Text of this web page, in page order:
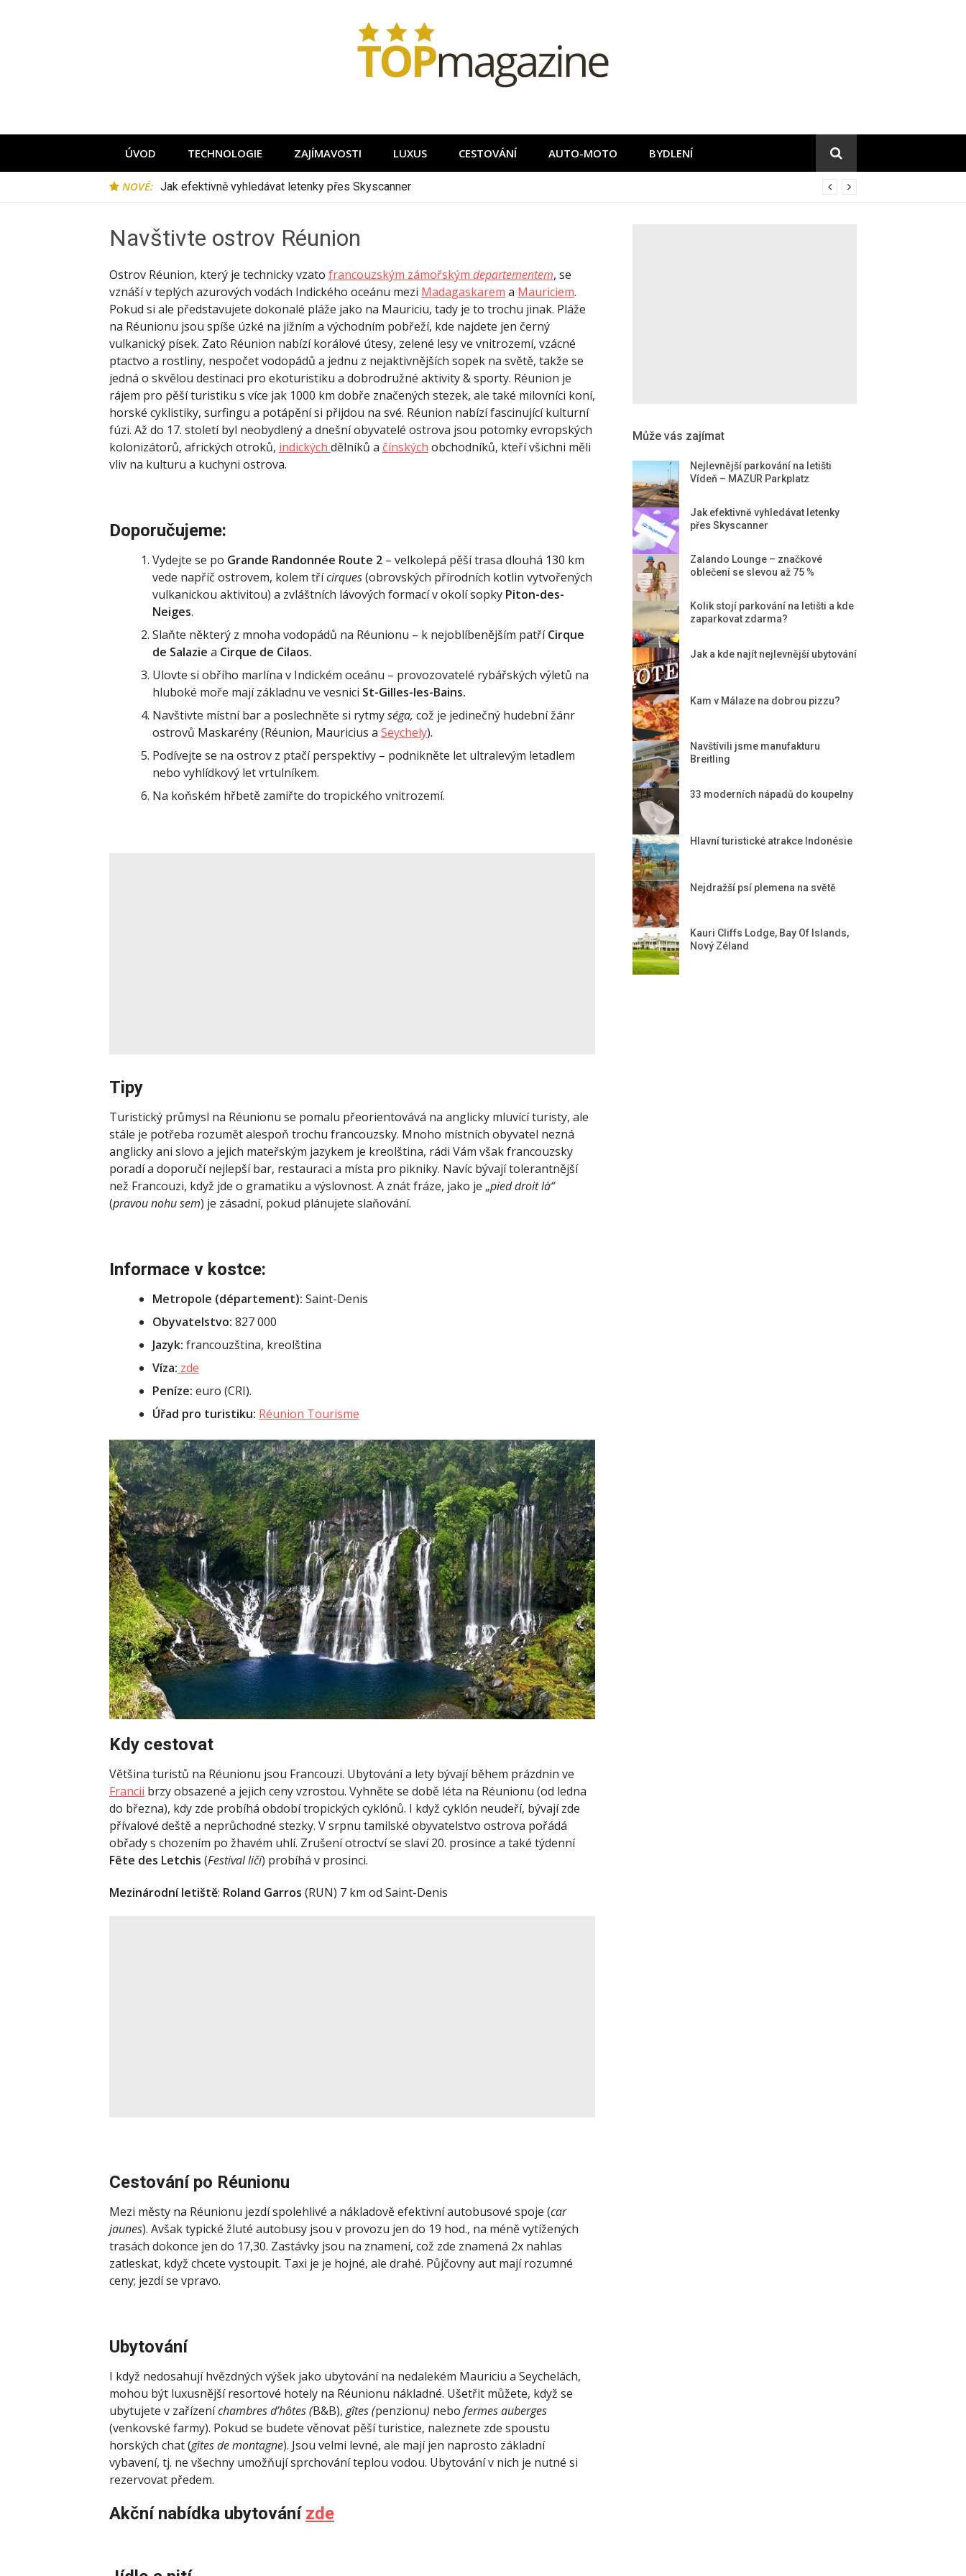
ÚVOD TECHNOLOGIE ZAJÍMAVOSTI LUXUS CESTOVÁNÍ AUTO-MOTO BYDLENÍ
NOVÉ: Jak efektivně vyhledávat letenky přes Skyscanner
Navštivte ostrov Réunion
Ostrov Réunion, který je technicky vzato francouzským zámořským departementem, se
vznáší v teplých azurových vodách Indického oceánu mezi Madagaskarem a Mauriciem.
Pokud si ale představujete dokonalé pláže jako na Mauriciu, tady je to trochu jinak. Pláže
na Réunionu jsou spíše úzké na jižním a východním pobřeží, kde najdete jen černý
vulkanický písek. Zato Réunion nabízí korálové útesy, zelené lesy ve vnitrozemí, vzácné
ptactvo a rostliny, nespočet vodopádů a jednu z nejaktivnějších sopek na světě, takže se
jedná o skvělou destinaci pro ekoturistiku a dobrodružné aktivity & sporty. Réunion je
rájem pro pěší turistiku s více jak 1000 km dobře značených stezek, ale také milovníci koní,
horské cyklistiky, surfingu a potápění si přijdou na své. Réunion nabízí fascinující kulturní
fúzi. Až do 17. století byl neobydlený a dnešní obyvatelé ostrova jsou potomky evropských
kolonizátorů, afrických otroků, indických dělníků a čínských obchodníků, kteří všichni měli
vliv na kulturu a kuchyni ostrova.
Doporučujeme:
Vydejte se po Grande Randonnée Route 2 – velkolepá pěší trasa dlouhá 130 km
vede napříč ostrovem, kolem třícirques(obrovských přírodních kotlin vytvořených
vulkanickou aktivitou) a zvláštních lávových formací v okolí sopky Piton-des-
Neiges.
Slaňte některý z mnoha vodopádů na Réunionu – k nejoblíbenějším patříCirque
de Salazie a Cirque de Cilaos.
Ulovte si obřího marlína v Indickém oceánu – provozovatelé rybářských výletů na
hluboké moře mají základnu ve vesnici St-Gilles-les-Bains.
Navštivte místní bar a poslechněte si rytmységa, což je jedinečný hudební žánr
ostrovů Maskarény (Réunion, Mauricius a Seychely).
Podívejte se na ostrov z ptačí perspektivy – podnikněte let ultralevým letadlem
nebo vyhlídkový let vrtulníkem.
Na koňském hřbetě zamiřte do tropického vnitrozemí.
Tipy
Turistický průmysl na Réunionu se pomalu přeorientovává na anglicky mluvící turisty, ale
stále je potřeba rozumět alespoň trochu francouzsky. Mnoho místních obyvatel nezná
anglicky ani slovo a jejich mateřským jazykem je kreolština, rádi Vám však francouzsky
poradí a doporučí nejlepší bar, restauraci a místa pro pikniky. Navíc bývají tolerantnější
než Francouzi, když jde o gramatiku a výslovnost. A znát fráze, jako je „pied droit là“
(pravou nohu sem) je zásadní, pokud plánujete slaňování.
Informace v kostce:
Metropole (département): Saint-Denis
Obyvatelstvo: 827 000
Jazyk: francouzština, kreolština
Víza: zde
Peníze: euro (CRI).
Úřad pro turistiku: Réunion Tourisme
Kdy cestovat
Většina turistů na Réunionu jsou Francouzi. Ubytování a lety bývají během prázdnin ve
Francii brzy obsazené a jejich ceny vzrostou. Vyhněte se době léta na Réunionu (od ledna
do března), kdy zde probíhá období tropických cyklónů. I když cyklón neudeří, bývají zde
přívalové deště a neprůchodné stezky. V srpnu tamilské obyvatelstvo ostrova pořádá
obřady s chozením po žhavém uhlí. Zrušení otroctví se slaví 20. prosince a také týdenní
Fête des Letchis (Festivalliči) probíhá v prosinci.
Mezinárodní letiště: Roland Garros (RUN) 7 km od Saint-Denis
Cestování po Réunionu
Mezi městy na Réunionu jezdí spolehlivé a nákladově efektivní autobusové spoje (car
jaunes). Avšak typické žluté autobusy jsou v provozu jen do 19 hod., na méně vytížených
trasách dokonce jen do 17,30. Zastávky jsou na znamení, což zde znamená 2x nahlas
zatleskat, když chcete vystoupit. Taxi je je hojné, ale drahé. Půjčovny aut mají rozumné
ceny; jezdí se vpravo.
Ubytování
I když nedosahují hvězdných výšek jako ubytování na nedalekém Mauriciu a Seychelách,
mohou být luxusnější resortové hotely na Réunionu nákladné. Ušetřit můžete, když se
ubytujete v zařízeníchambres d’hôtes (B&B), gîtes (penzionu) nebo fermes auberges
(venkovské farmy). Pokud se budete věnovat pěší turistice, naleznete zde spoustu
horských chat(gîtes de montagne). Jsou velmi levné, ale mají jen naprosto základní
vybavení, tj. ne všechny umožňují sprchování teplou vodou. Ubytování v nich je nutné si
rezervovat předem.
Akční nabídka ubytování zde
Může vás zajímat
Nejlevnější parkování na letišti
Vídeň – MAZUR Parkplatz
Jak efektivně vyhledávat letenky
přes Skyscanner
Zalando Lounge – značkové
oblečení se slevou až 75 %
Kolik stojí parkování na letišti a kde
zaparkovat zdarma?
Jak a kde najít nejlevnější ubytování
Kam v Málaze na dobrou pizzu?
Navštívili jsme manufakturu
Breitling
33 moderních nápadů do koupelny
Hlavní turistické atrakce Indonésie
Nejdražší psí plemena na světě
Kauri Cliffs Lodge, Bay Of Islands,
Nový Zéland